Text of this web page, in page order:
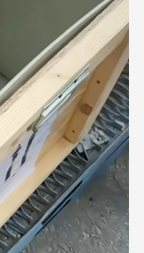
тоже.
залы
Причем
более